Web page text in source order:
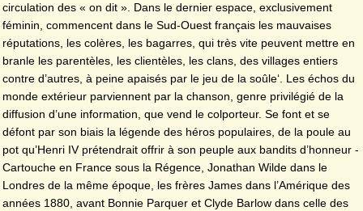
circulation des « on dit ». Dans le dernier espace, exclusivement
féminin, commencent dans le Sud-Ouest français les mauvaises
réputations, les colères, les bagarres, qui très vite peuvent mettre en
branle les parentèles, les clientèles, les clans, des villages entiers
contre d’autres, à peine apaisés par le jeu de la soûle‘. Les échos du
monde extérieur parviennent par la chanson, genre privilégié de la
diffusion d’une information, que vend le colporteur. Se font et se
défont par son biais la légende des héros populaires, de la poule au
pot qu’Henri IV prétendrait offrir à son peuple aux bandits d’honneur -
Cartouche en France sous la Régence, Jonathan Wilde dans le
Londres de la même époque, les frères James dans l’Amérique des
années 1880, avant Bonnie Parquer et Clyde Barlow dans celle des